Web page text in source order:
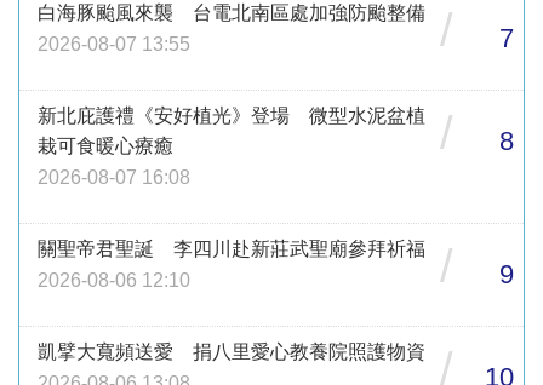
白海豚颱風來襲 台電北南區處加強防颱整備
2026-08-07 13:55
/ 7
新北庇護禮《安好植光》登場 微型水泥盆植
栽可食暖心療癒
2026-08-07 16:08
/ 8
關聖帝君聖誕 李四川赴新莊武聖廟參拜祈福
2026-08-06 12:10
/ 9
凱擘大寬頻送愛 捐八里愛心教養院照護物資
/ 10